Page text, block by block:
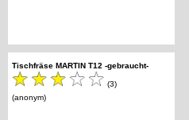
Tischfräse MARTIN T12 -gebraucht-
(3)
(anonym)